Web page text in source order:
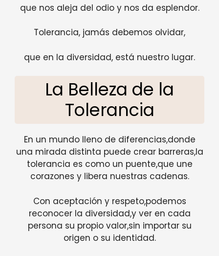
que nos aleja del odio y nos da esplendor.
Tolerancia, jamás debemos olvidar,
que en la diversidad, está nuestro lugar.
La Belleza de la
Tolerancia
En un mundo lleno de diferencias,donde
una mirada distinta puede crear barreras,la
tolerancia es como un puente,que une
corazones y libera nuestras cadenas.
Con aceptación y respeto,podemos
reconocer la diversidad,y ver en cada
persona su propio valor,sin importar su
origen o su identidad.